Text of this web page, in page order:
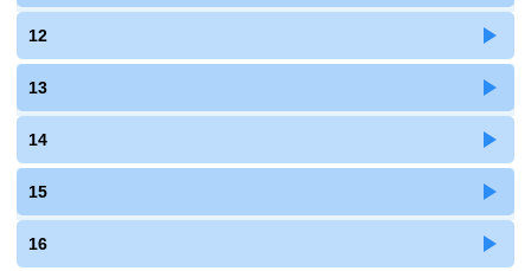
12
13
14
15
16